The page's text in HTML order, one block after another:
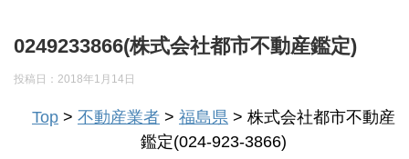
0249233866(株式会社都市不動産鑑定)
投稿日： 2018年1月14日
Top > 不動産業者 > 福島県 > 株式会社都市不動産
鑑定(024-923-3866)